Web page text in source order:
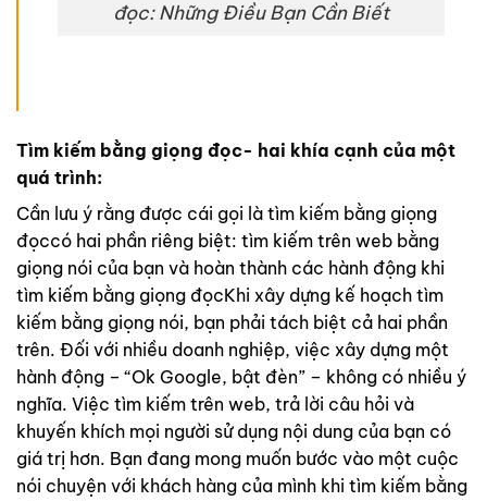
đọc: Những Điều Bạn Cần Biết
Tìm kiếm bằng giọng đọc- hai khía cạnh của một
quá trình:
Cần lưu ý rằng được cái gọi là tìm kiếm bằng giọng
đọccó hai phần riêng biệt: tìm kiếm trên web bằng
giọng nói của bạn và hoàn thành các hành động khi
tìm kiếm bằng giọng đọcKhi xây dựng kế hoạch tìm
kiếm bằng giọng nói, bạn phải tách biệt cả hai phần
trên. Đối với nhiều doanh nghiệp, việc xây dựng một
hành động – “Ok Google, bật đèn” – không có nhiều ý
nghĩa. Việc tìm kiếm trên web, trả lời câu hỏi và
khuyến khích mọi người sử dụng nội dung của bạn có
giá trị hơn. Bạn đang mong muốn bước vào một cuộc
nói chuyện với khách hàng của mình khi tìm kiếm bằng